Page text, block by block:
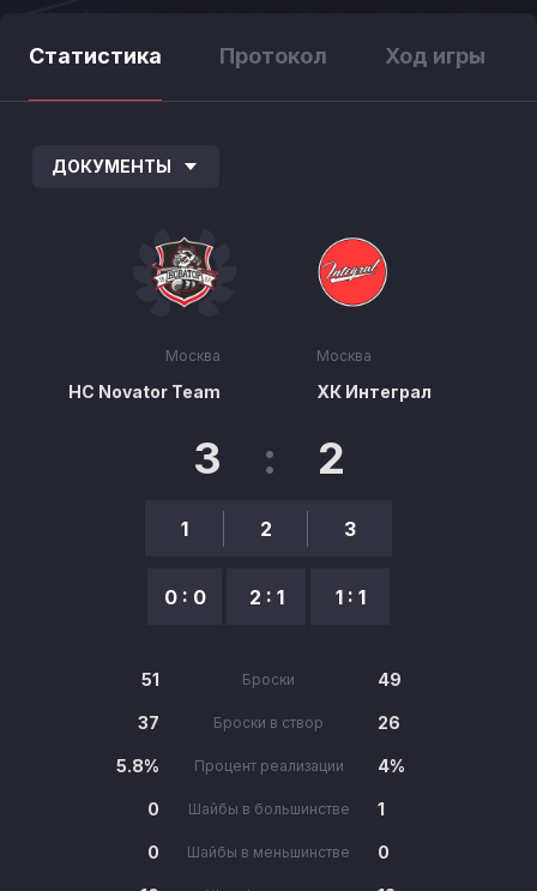
Статистика Протокол Ход игры
ДОКУМЕНТЫ
Москва
HC Novator Team
3 : 2
1
0 : 0
2
2 : 1
3
1 : 1
Москва
ХК Интеграл
51 Броски 49
37 Броски в створ 26
5.8% Процент реализации 4%
0 Шайбы в большинстве 1
0 Шайбы в меньшинстве 0